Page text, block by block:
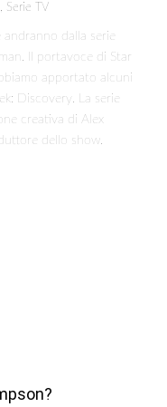
, Serie TV
dalla serie
Il portavoce di Star
apportato alcuni
Discovery. La serie
creativa di Alex
dello show.